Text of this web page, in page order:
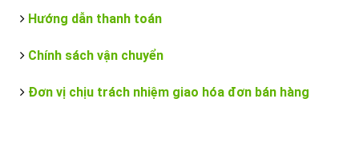
Hướng dẫn thanh toán
Chính sách vận chuyển
Đơn vị chịu trách nhiệm giao hóa đơn bán hàng